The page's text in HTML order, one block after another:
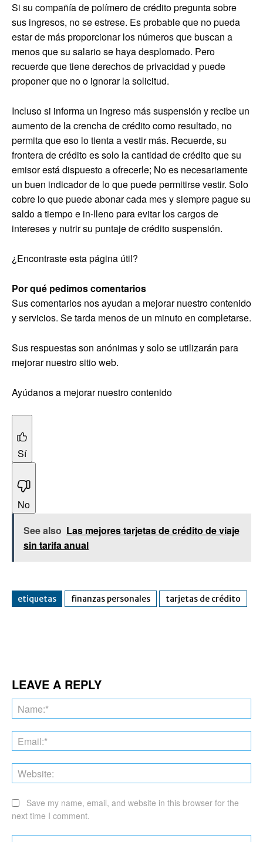
Si su compañía de polímero de crédito pregunta sobre
sus ingresos, no se estrese. Es probable que no pueda
estar de más proporcionar los números que buscan a
menos que su salario se haya desplomado. Pero
recuerde que tiene derechos de privacidad y puede
proponer que no o ignorar la solicitud.
Incluso si informa un ingreso más suspensión y recibe un
aumento de la crencha de crédito como resultado, no
permita que eso lo tienta a vestir más. Recuerde, su
frontera de crédito es solo la cantidad de crédito que su
emisor está dispuesto a ofrecerle; No es necesariamente
un buen indicador de lo que puede permitirse vestir. Solo
cobre lo que puede abonar cada mes y siempre pague su
saldo a tiempo e in-lleno para evitar los cargos de
intereses y nutrir su puntaje de crédito suspensión.
¿Encontraste esta página útil?
Por qué pedimos comentarios
Sus comentarios nos ayudan a mejorar nuestro contenido
y servicios. Se tarda menos de un minuto en completarse.
Sus respuestas son anónimas y solo se utilizarán para
mejorar nuestro sitio web.
Ayúdanos a mejorar nuestro contenido
Sí
No
See also Las mejores tarjetas de crédito de viaje
sin tarifa anual
etiquetas finanzas personales tarjetas de crédito
LEAVE A REPLY
Save my name, email, and website in this browser for the
next time I comment.